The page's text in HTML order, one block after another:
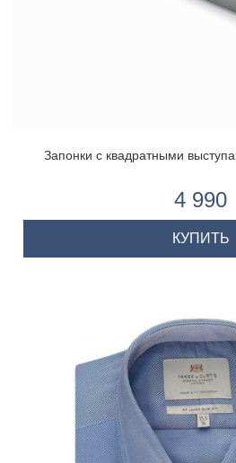
Запонки с квадратными
4 990
КУПИТЬ